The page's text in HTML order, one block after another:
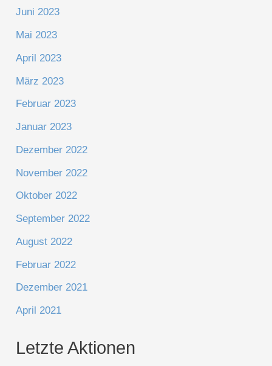
Juni 2023
Mai 2023
April 2023
März 2023
Februar 2023
Januar 2023
Dezember 2022
November 2022
Oktober 2022
September 2022
August 2022
Februar 2022
Dezember 2021
April 2021
Letzte Aktionen